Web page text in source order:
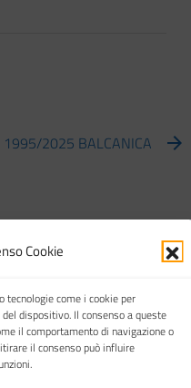
Cookie
come i cookie per
dispositivo. Il consenso a queste
il comportamento di navigazione o
il consenso può influire
1995/2025 BALCANICA